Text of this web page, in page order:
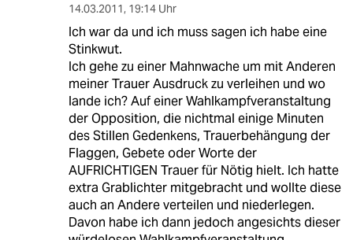
14.03.2011, 19:14 Uhr
Ich war da und ich muss sagen ich habe eine
Stinkwut.
Ich gehe zu einer Mahnwache um mit Anderen
meiner Trauer Ausdruck zu verleihen und wo
lande ich? Auf einer Wahlkampfveranstaltung
der Opposition, die nichtmal einige Minuten
des Stillen Gedenkens, Trauerbehängung der
Flaggen, Gebete oder Worte der
AUFRICHTIGEN Trauer für Nötig hielt. Ich hatte
extra Grablichter mitgebracht und wollte diese
auch an Andere verteilen und niederlegen.
Davon habe ich dann jedoch angesichts dieser